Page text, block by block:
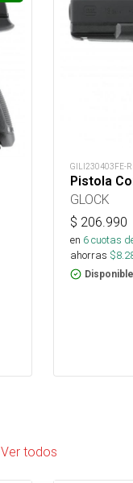
GILI230403FE-R
Pistola
GLOCK
$ 206.990
en 6cuotas
ahorras $
Disponible
Ver todos